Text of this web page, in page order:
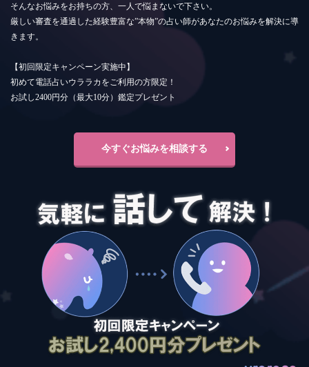
そんなお悩みをお持ちの方、一人で悩まないで下さい。
厳しい審査を通過した経験豊富な”本物”の占い師があなたのお悩みを解決に導
きます。
【初回限定キャンペーン実施中】
初めて電話占いウララカをご利用の方限定！
お試し2400円分（最大10分）鑑定プレゼント
今すぐお悩みを相談する